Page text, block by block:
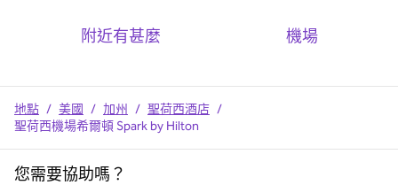
附近有甚麼 機場
地點 / 美國 / 加州 / 聖荷西酒店 /
聖荷西機場希爾頓 Spark by Hilton
您需要協助嗎？